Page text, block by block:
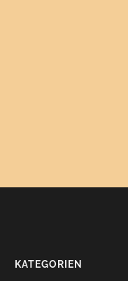
KATEGORIEN